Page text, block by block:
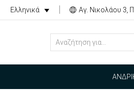
Ελληνικά Αγ. Νικολάου 3,